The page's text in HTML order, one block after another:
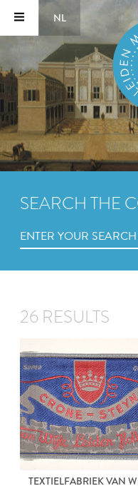
NL
SEARCH THE
26 RESULTS
TEXTIELFABRIEK VAN